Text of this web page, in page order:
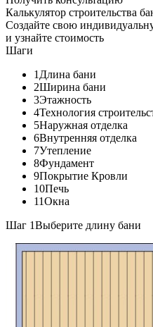
Калькулятор строительства
Создайте свою
и узнайте стоимость
Шаги
1 Длина бани
2Ширина бани
3Этажность
4Технология
5Наружная отделка
6Внутренняя отделка
7Утепление
8Фундамент
9Покрытие Кровли
10Печь
11Окна
Шаг 1Выберите длину бани